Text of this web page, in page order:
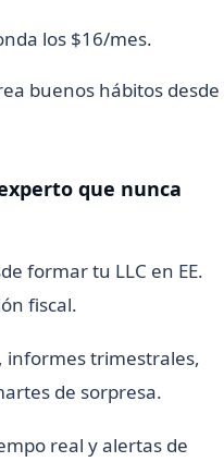
los $16/mes.
buenos hábitos desde
que nunca
formar tu LLC en EE.
fiscal.
informes trimestrales,
de sorpresa.
real y alertas de